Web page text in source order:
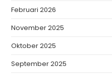
Februari 2026
November 2025
Oktober 2025
September 2025